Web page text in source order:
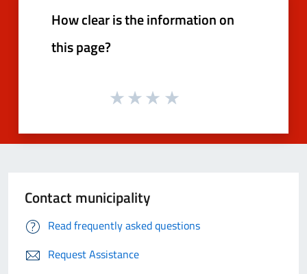
How clear is the information on
this page?
Contact municipality
Read frequently asked questions
Request Assistance